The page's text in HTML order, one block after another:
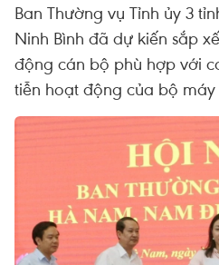
Ban Thường vụ Tỉnh ủy 3
Ninh Bình đã dự kiến sắp
động cán bộ phù hợp với
tiễn hoạt động của bộ máy